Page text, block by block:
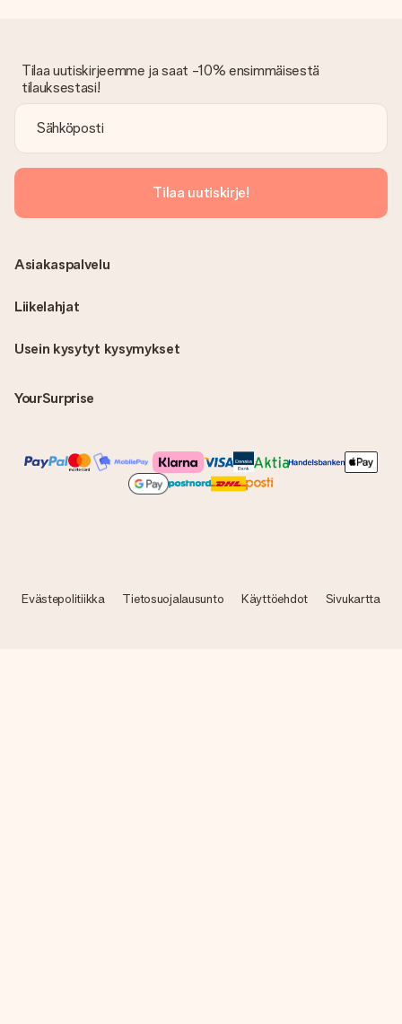
Tilaa uutiskirjeemme ja saat -10% ensimmäisestä
tilauksestasi!
Tilaa uutiskirje!
Usein kysytyt kysymykset
YourSurprise
Asiakaspalvelu
Liikelahjat
Evästepolitiikka Tietosuojalausunto Käyttöehdot Sivukartta